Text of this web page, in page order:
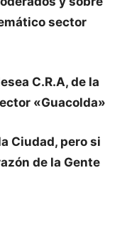
sector
C.R.A, de la
«Guacolda»
Ciudad, pero si
de la Gente